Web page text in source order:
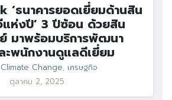
‘ธนาคารยอดเยี่ยมด้านสิน
แห่งปี’ 3 ปีซ้อน ด้วยสิน
มาพร้อมบริการพัฒนา
ะพนักงานดูแลดีเยี่ยม
Climate Change, เศรษฐกิจ
ตุลาคม 2, 2025